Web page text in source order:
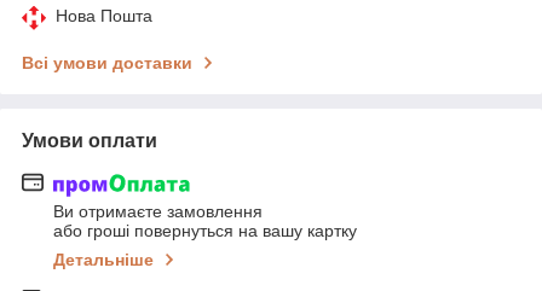
Нова Пошта
Всі умови доставки
Умови оплати
Ви отримаєте замовлення
або гроші повернуться на вашу картку
Детальніше